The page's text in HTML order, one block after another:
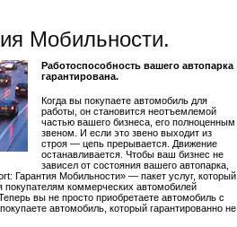
Мобильности.
Работоспособность вашего автопарка
гарантирована.
Когда вы покупаете автомобиль для
работы, он становится неотъемлемой
частью вашего бизнеса, его полноценным
звеном. И если это звено выходит из
строя — цепь прерывается. Движение
останавливается. Чтобы ваш бизнес не
зависел от состояния вашего автопарка,
Гарантия Мобильности» — пакет услуг, который
покупателям коммерческих автомобилей
вы не просто приобретаете автомобиль с
автомобиль, который гарантированно не